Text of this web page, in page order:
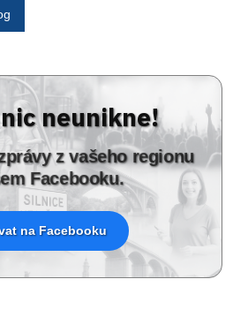
neunikne!
z vašeho regionu
Facebooku.
na Facebooku